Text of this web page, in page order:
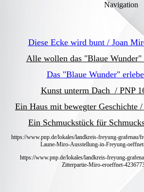
Navigation
Diese Ecke wird bunt / Joan
Alle wollen das "Blaue Wunder"
Das "Blaue Wunder"
Kunst unterm Dach / PNP
Ein Haus mit bewegter Geschichte
Ein Schmuckstück für
https://www.pnp.de/lokales/landkreis-freyung-grafenau/
Laune-Miro-Ausstellung-in-Freyung-
https://www.pnp.de/lokales/landkreis-freyung-
Zitterpartie-Miro-eroeffnet-